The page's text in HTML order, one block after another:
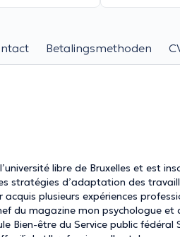
Betalingsmethoden
libre de Bruxelles et est
stratégies d’adaptation des
plusieurs expériences
du magazine mon psychologue et
Bien-être du Service public fédéral